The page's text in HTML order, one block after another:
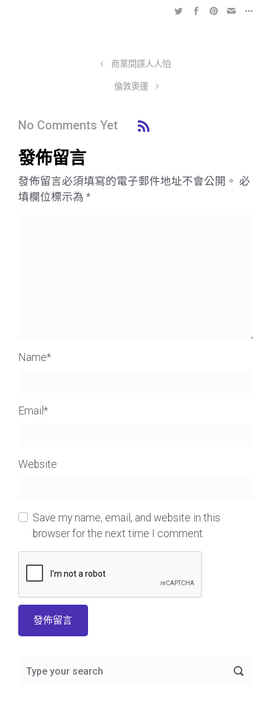
商業間諜人人怕
倫敦奧運
No Comments Yet
發佈留言
發佈留言必須填寫的電子郵件地址不會公開。 必
填欄位標示為 *
Name*
Email *
Website
Save my name, email, and website in this
browser for the next time I comment.